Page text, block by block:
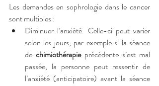
Les demandes en sophrologie dans le cancer
sont multiples :
Diminuer l’anxiété. Celle-ci peut varier
selon les jours, par exemple si la séance
de chimiothérapie précédente s’est mal
passée, la personne peut ressentir de
l’anxiété (anticipatoire) avant la séance